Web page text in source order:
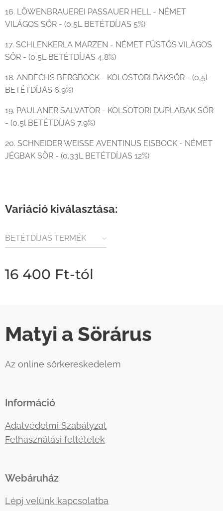
16. LÖWENBRAUEREI PASSAUER HELL - NÉMET
VILÁGOS SÖR - (0,5L BETÉTDÍJAS 5%)
17. SCHLENKERLA MARZEN - NÉMET FÜSTÖS VILÁGOS
SÖR - (0,5L BETÉTDÍJAS 4,8%)
18. ANDECHS BERGBOCK - KOLOSTORI BAKSÖR - (0,5l
BETÉTDÍJAS 6,9%)
19. PAULANER SALVATOR - KOLSOTORI DUPLABAK SÖR
- (0,5l BETÉTDÍJAS 7,9%)
20. SCHNEIDER WEISSE AVENTINUS EISBOCK - NÉMET
JÉGBAK SÖR - (0,33L BETÉTDÍJAS 12%)
Variáció kiválasztása:
BETÉTDÍJAS TERMÉK
16 400 Ft-tól
Matyi a Sörárus
Az online sörkereskedelem
Információ
Adatvédelmi Szabályzat
Felhasználási feltételek
Webáruház
Lépj velünk kapcsolatba